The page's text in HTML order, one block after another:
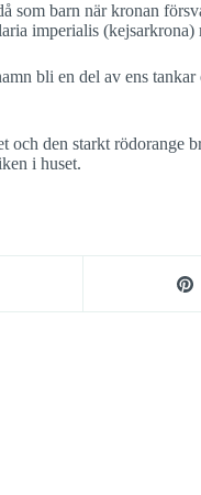
som barn när kronan
imperialis (kejsarkrona)
bli en del av ens
och den starkt
i huset.